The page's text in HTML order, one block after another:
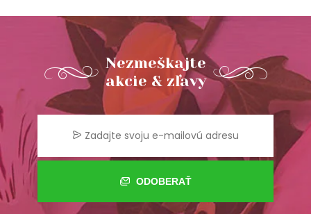
Nezmeškajte
akcie & zľavy
ODOBERAŤ